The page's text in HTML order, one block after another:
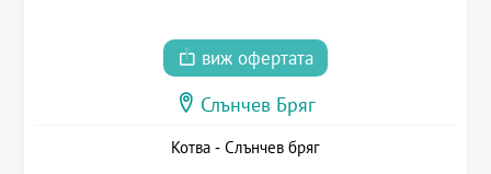
виж офертата
Слънчев Бряг
Котва - Слънчев бряг